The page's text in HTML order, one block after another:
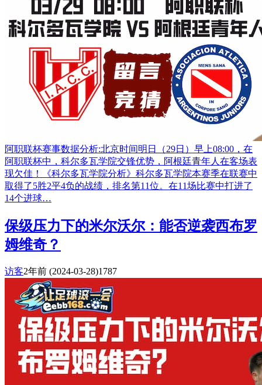
阿职联杯赛事数据分析:北京时间明日（29日）早上08:00，在
阿职联杯中，科尔多瓦学院交锋优势，阿根廷青年人在客场表
现欠佳！《科尔多瓦学院分析》科尔多瓦学院本赛季在联赛中
取得了5胜2平4负的战绩，排名第11位。在11场比赛中打进了
14个进球…
保级压力下的米尔沃尔：能否逆袭西布罗
姆维奇？
访客2年前 (2024-03-28)1787